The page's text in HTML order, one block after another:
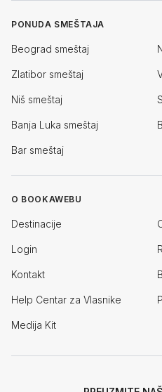
PONUDA SMEŠTAJA
Beograd smeštaj
Zlatibor smeštaj
Niš smeštaj
Banja Luka smeštaj
Bar smeštaj
O BOOKAWEBU
Destinacije
Login
Kontakt
Help Centar za Vlasnike
Medija Kit